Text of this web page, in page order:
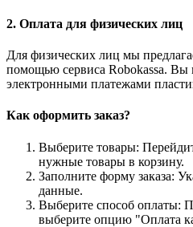
2. Оплата для физических лиц
Для физических лиц мы
помощью сервиса Robokassa. Вы
электронными платежами
Как оформить заказ?
Выберите товары:
нужные товары в корзину.
Заполните форму заказа:
данные.
Выберите способ оплаты:
выберите опцию "Оплата